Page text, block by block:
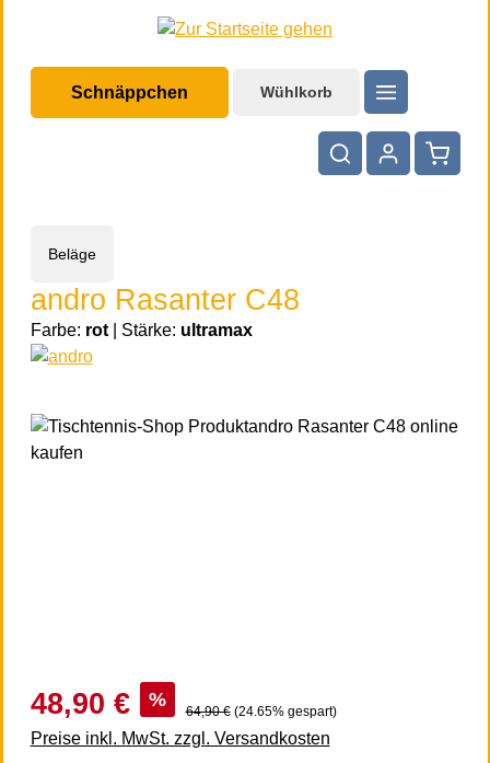
Schnäppchen Wühlkorb
Beläge
andro Rasanter C48
Farbe: rot Stärke: ultramax
Bildergalerie überspringen
48,90 € %
64,90 € (24.65% gespart)
Preise inkl. MwSt. zzgl. Versandkosten